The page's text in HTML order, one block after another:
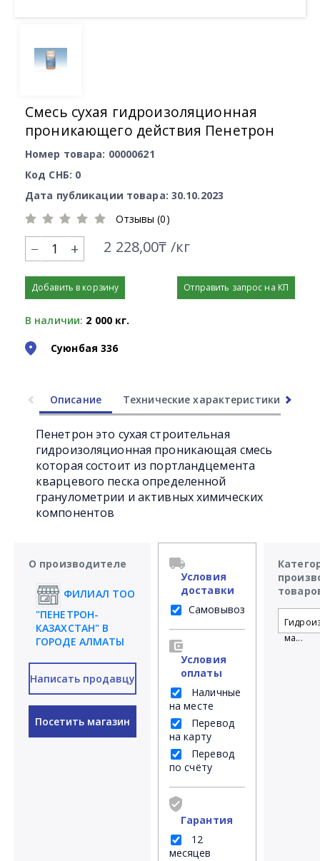
Смесь сухая гидроизоляционная
проникающего действия Пенетрон
Номер товара: 00000621
Код СНБ: 0
Дата публикации товара: 30.10.2023
Отзывы (0)
+ 2 228,00₸ /кг
Добавить в корзину Отправить запрос на КП
В наличии: 2 000 кг.
Суюнбая 336
Описание Технические характеристики
Пенетрон это сухая строительная
гидроизоляционная проникающая смесь
которая состоит из портландцемента
кварцевого песка определенной
гранулометрии и активных химических
компонентов
О производителе
ФИЛИАЛ ТОО
"ПЕНЕТРОН-
КАЗАХСТАН" В
ГОРОДЕ АЛМАТЫ
Написать продавцу
Посетить магазин
Условия
доставки
Самовывоз
Условия
оплаты
Наличные
на месте
Перевод
на карту
Перевод
по счёту
Гарантия
12
месяцев
ма...